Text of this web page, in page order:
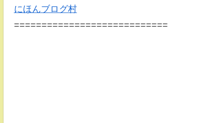
にほんブログ村
============================